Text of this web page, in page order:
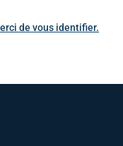
de vous identifier.